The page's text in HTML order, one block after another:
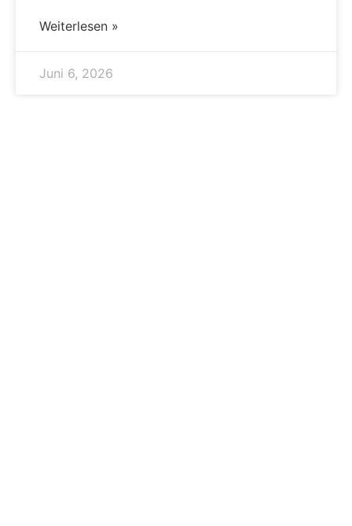
Weiterlesen »
Juni 6, 2026